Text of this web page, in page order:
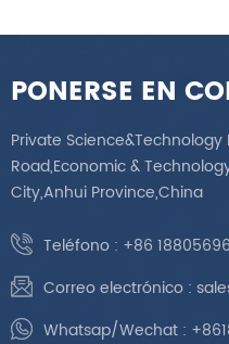
PONERSE EN
Private Science&Technology
Road,Economic &
City,Anhui Province,China
Teléfono : +86
Correo electrónico :
Whatsap/Wechat :